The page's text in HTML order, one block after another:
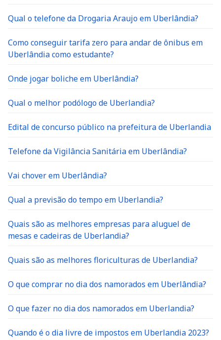
Qual o telefone da Drogaria Araujo em Uberlândia?
Como conseguir tarifa zero para andar de ônibus em
Uberlândia como estudante?
Onde jogar boliche em Uberlândia?
Qual o melhor podólogo de Uberlandia?
Edital de concurso público na prefeitura de Uberlandia
Telefone da Vigilância Sanitária em Uberlândia?
Vai chover em Uberlândia?
Qual a previsão do tempo em Uberlandia?
Quais são as melhores empresas para aluguel de
mesas e cadeiras de Uberlandia?
Quais são as melhores floriculturas de Uberlandia?
O que comprar no dia dos namorados em Uberlândia?
O que fazer no dia dos namorados em Uberlandia?
Quando é o dia livre de impostos em Uberlandia 2023?